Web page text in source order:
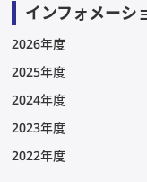
インフォメーシ
2026年度
2025年度
2024年度
2023年度
2022年度